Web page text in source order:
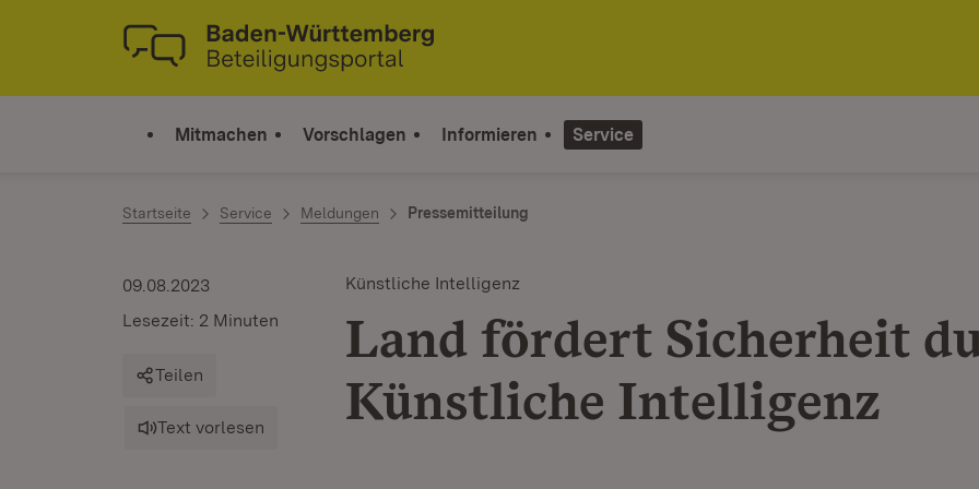
Zum Inhalt springen
Link zur Startseite
Mitmachen Vorschlagen Informieren Service
Startseite Service Meldungen Pressemitteilung
Künstliche Intelligenz
Land fördert Sicherheit
Künstliche Intelligenz
09.08.2023
Lesezeit: 2 Minuten
Teilen
Text vorlesen